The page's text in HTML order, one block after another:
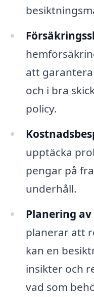
att
och i bra
policy.
upptäcka
pengar på
underhåll.
Planering
planerar att
kan en
insikter och
vad som